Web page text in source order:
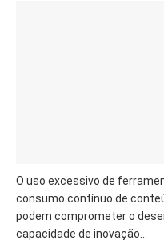
O uso excessivo de
consumo contínuo de
podem comprometer o
capacidade de inovação...